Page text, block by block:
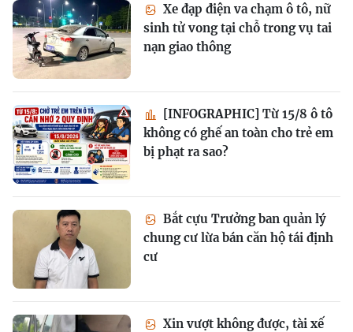
Xe đạp điện va chạm ô tô, nữ
sinh tử vong tại chỗ trong vụ tai
nạn giao thông
[INFOGRAPHIC] Từ 15/8 ô tô
không có ghế an toàn cho trẻ em
bị phạt ra sao?
Bắt cựu Trưởng ban quản lý
chung cư lừa bán căn hộ tái định
cư
Xin vượt không được, tài xế